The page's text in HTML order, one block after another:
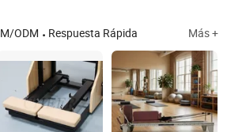
ODM Respuesta Rápida Más +